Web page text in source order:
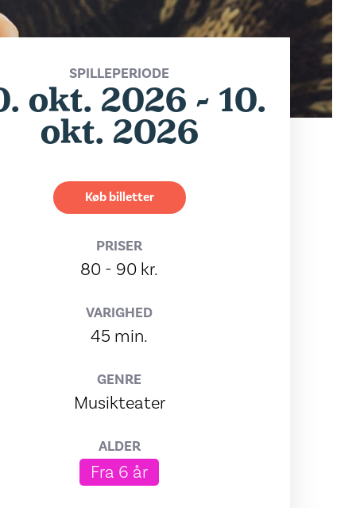
SPILLEPERIODE
okt. 2026 - 10.
okt. 2026
Køb billetter
PRISER
80 - 90 kr.
VARIGHED
45 min.
GENRE
Musikteater
ALDER
Fra 6 år